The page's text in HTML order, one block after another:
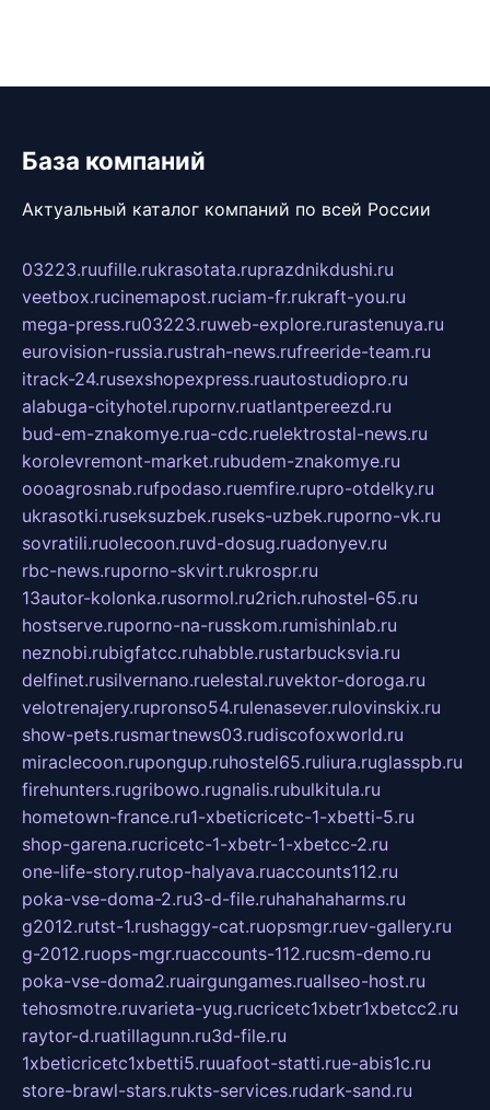
База компаний
Актуальный каталог компаний по всей России
03223.ruufille.rukrasotata.ruprazdnikdushi.ru
veetbox.rucinemapost.ruciam-fr.rukraft-you.ru
mega-press.ru03223.ruweb-explore.rurastenuya.ru
eurovision-russia.rustrah-news.rufreeride-team.ru
itrack-24.rusexshopexpress.ruautostudiopro.ru
alabuga-cityhotel.rupornv.ruatlantpereezd.ru
bud-em-znakomye.rua-cdc.ruelektrostal-news.ru
korolevremont-market.rubudem-znakomye.ru
oooagrosnab.rufpodaso.ruemfire.rupro-otdelky.ru
ukrasotki.ruseksuzbek.ruseks-uzbek.ruporno-vk.ru
sovratili.ruolecoon.ruvd-dosug.ruadonyev.ru
rbc-news.ruporno-skvirt.rukrospr.ru
13autor-kolonka.rusormol.ru2rich.ruhostel-65.ru
hostserve.ruporno-na-russkom.rumishinlab.ru
neznobi.rubigfatcc.ruhabble.rustarbucksvia.ru
delfinet.rusilvernano.ruelestal.ruvektor-doroga.ru
velotrenajery.rupronso54.rulenasever.rulovinskix.ru
show-pets.rusmartnews03.rudiscofoxworld.ru
miraclecoon.rupongup.ruhostel65.ruliura.ruglasspb.ru
firehunters.rugribowo.rugnalis.rubulkitula.ru
hometown-france.ru1-xbeticricetc-1-xbetti-5.ru
shop-garena.rucricetc-1-xbetr-1-xbetcc-2.ru
one-life-story.rutop-halyava.ruaccounts112.ru
poka-vse-doma-2.ru3-d-file.ruhahahaharms.ru
g2012.rutst-1.rushaggy-cat.ruopsmgr.ruev-gallery.ru
g-2012.ruops-mgr.ruaccounts-112.rucsm-demo.ru
poka-vse-doma2.ruairgungames.ruallseo-host.ru
tehosmotre.ruvarieta-yug.rucricetc1xbetr1xbetcc2.ru
raytor-d.ruatillagunn.ru3d-file.ru
1xbeticricetc1xbetti5.ruuafoot-statti.rue-abis1c.ru
store-brawl-stars.rukts-services.rudark-sand.ru